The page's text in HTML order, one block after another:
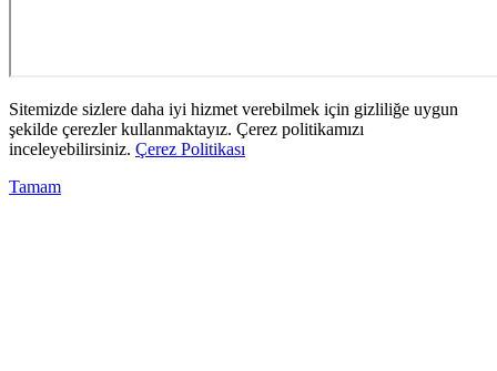
Sitemizde sizlere daha iyi hizmet verebilmek için gizliliğe uygun
şekilde çerezler kullanmaktayız. Çerez politikamızı
inceleyebilirsiniz. Çerez Politikası
Tamam